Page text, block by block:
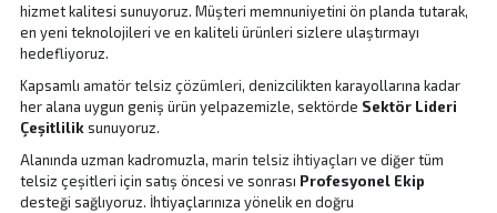
hizmet kalitesi sunuyoruz. Müşteri memnuniyetini ön planda tutarak,
en yeni teknolojileri ve en kaliteli ürünleri sizlere ulaştırmayı
hedefliyoruz.
Kapsamlıamatör telsiz çözümleri, denizcilikten karayollarına kadar
her alana uygun geniş ürün yelpazemizle, sektörde Sektör Lideri
Çeşitliliksunuyoruz.
Alanında uzman kadromuzla,marin telsiz ihtiyaçları ve diğer tüm
telsiz çeşitleri için satış öncesi ve sonrası Profesyonel Ekip
desteği sağlıyoruz. İhtiyaçlarınıza yönelik en doğru